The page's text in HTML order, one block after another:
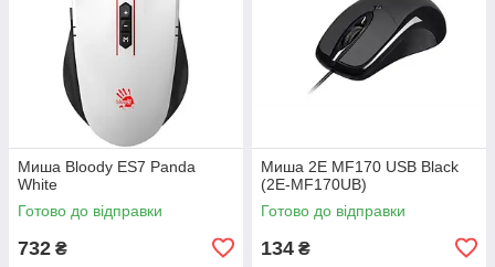
Миша Bloody ES7 Panda
White
Готово до відправки
732 ₴
Миша 2E MF170 USB Black
(2E-MF170UB)
Готово до відправки
134 ₴